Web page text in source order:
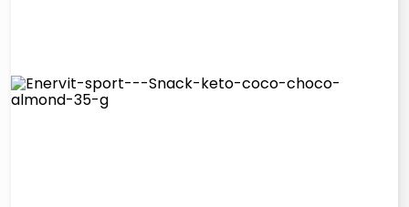
elenco telefonico
pattumiera raccolta differenziata